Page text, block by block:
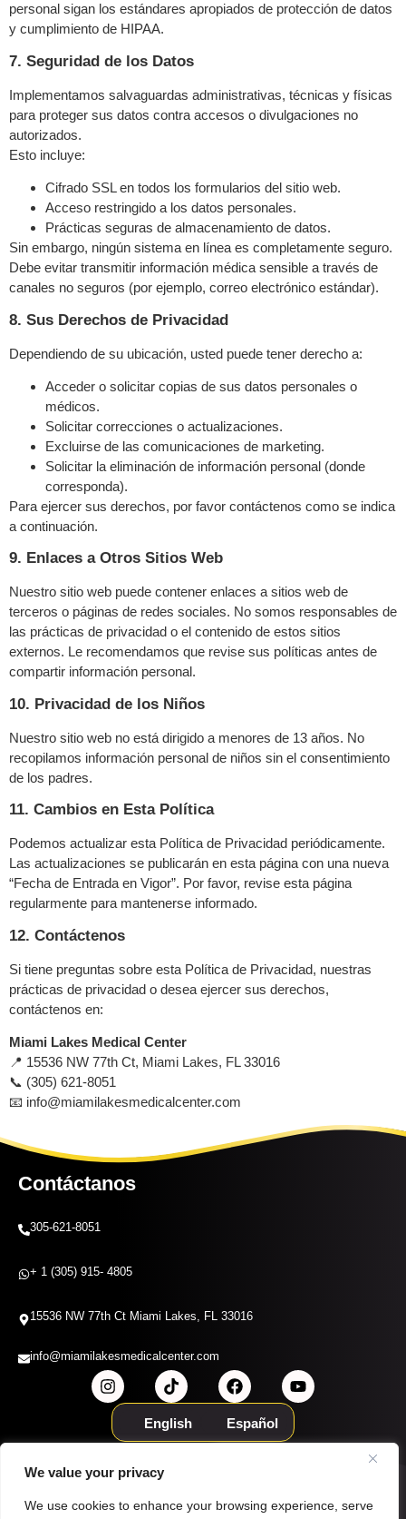
We value your privacy
We use cookies to enhance your browsing experience, serve
personal sigan los estándares apropiados de protección de datos
y cumplimiento de HIPAA.
7. Seguridad de los Datos
Implementamos salvaguardas administrativas, técnicas y físicas
para proteger sus datos contra accesos o divulgaciones no
autorizados.
Esto incluye:
Cifrado SSL en todos los formularios del sitio web.
Acceso restringido a los datos personales.
Prácticas seguras de almacenamiento de datos.
Sin embargo, ningún sistema en línea es completamente seguro.
Debe evitar transmitir información médica sensible a través de
canales no seguros (por ejemplo, correo electrónico estándar).
8. Sus Derechos de Privacidad
Dependiendo de su ubicación, usted puede tener derecho a:
Acceder o solicitar copias de sus datos personales o
médicos.
Solicitar correcciones o actualizaciones.
Excluirse de las comunicaciones de marketing.
Solicitar la eliminación de información personal (donde
corresponda).
Para ejercer sus derechos, por favor contáctenos como se indica
a continuación.
9. Enlaces a Otros Sitios Web
Nuestro sitio web puede contener enlaces a sitios web de
terceros o páginas de redes sociales. No somos responsables de
las prácticas de privacidad o el contenido de estos sitios
externos. Le recomendamos que revise sus políticas antes de
compartir información personal.
10. Privacidad de los Niños
Nuestro sitio web no está dirigido a menores de 13 años. No
recopilamos información personal de niños sin el consentimiento
de los padres.
11. Cambios en Esta Política
Podemos actualizar esta Política de Privacidad periódicamente.
Las actualizaciones se publicarán en esta página con una nueva
“Fecha de Entrada en Vigor”. Por favor, revise esta página
regularmente para mantenerse informado.
12. Contáctenos
Si tiene preguntas sobre esta Política de Privacidad, nuestras
prácticas de privacidad o desea ejercer sus derechos,
contáctenos en:
Miami Lakes Medical Center
📍 15536 NW 77th Ct, Miami Lakes, FL 33016
📞 (305) 621-8051
📧 info@miamilakesmedicalcenter.com
English Español
Privacidad
Accesibilidad
Prácticas de Privacidad (HIPAA)
Contáctanos
305-621-8051
+ 1 (305) 915- 4805
15536 NW 77th Ct Miami Lakes, FL 33016
info@miamilakesmedicalcenter.com
© Copyright 2025 Todos los